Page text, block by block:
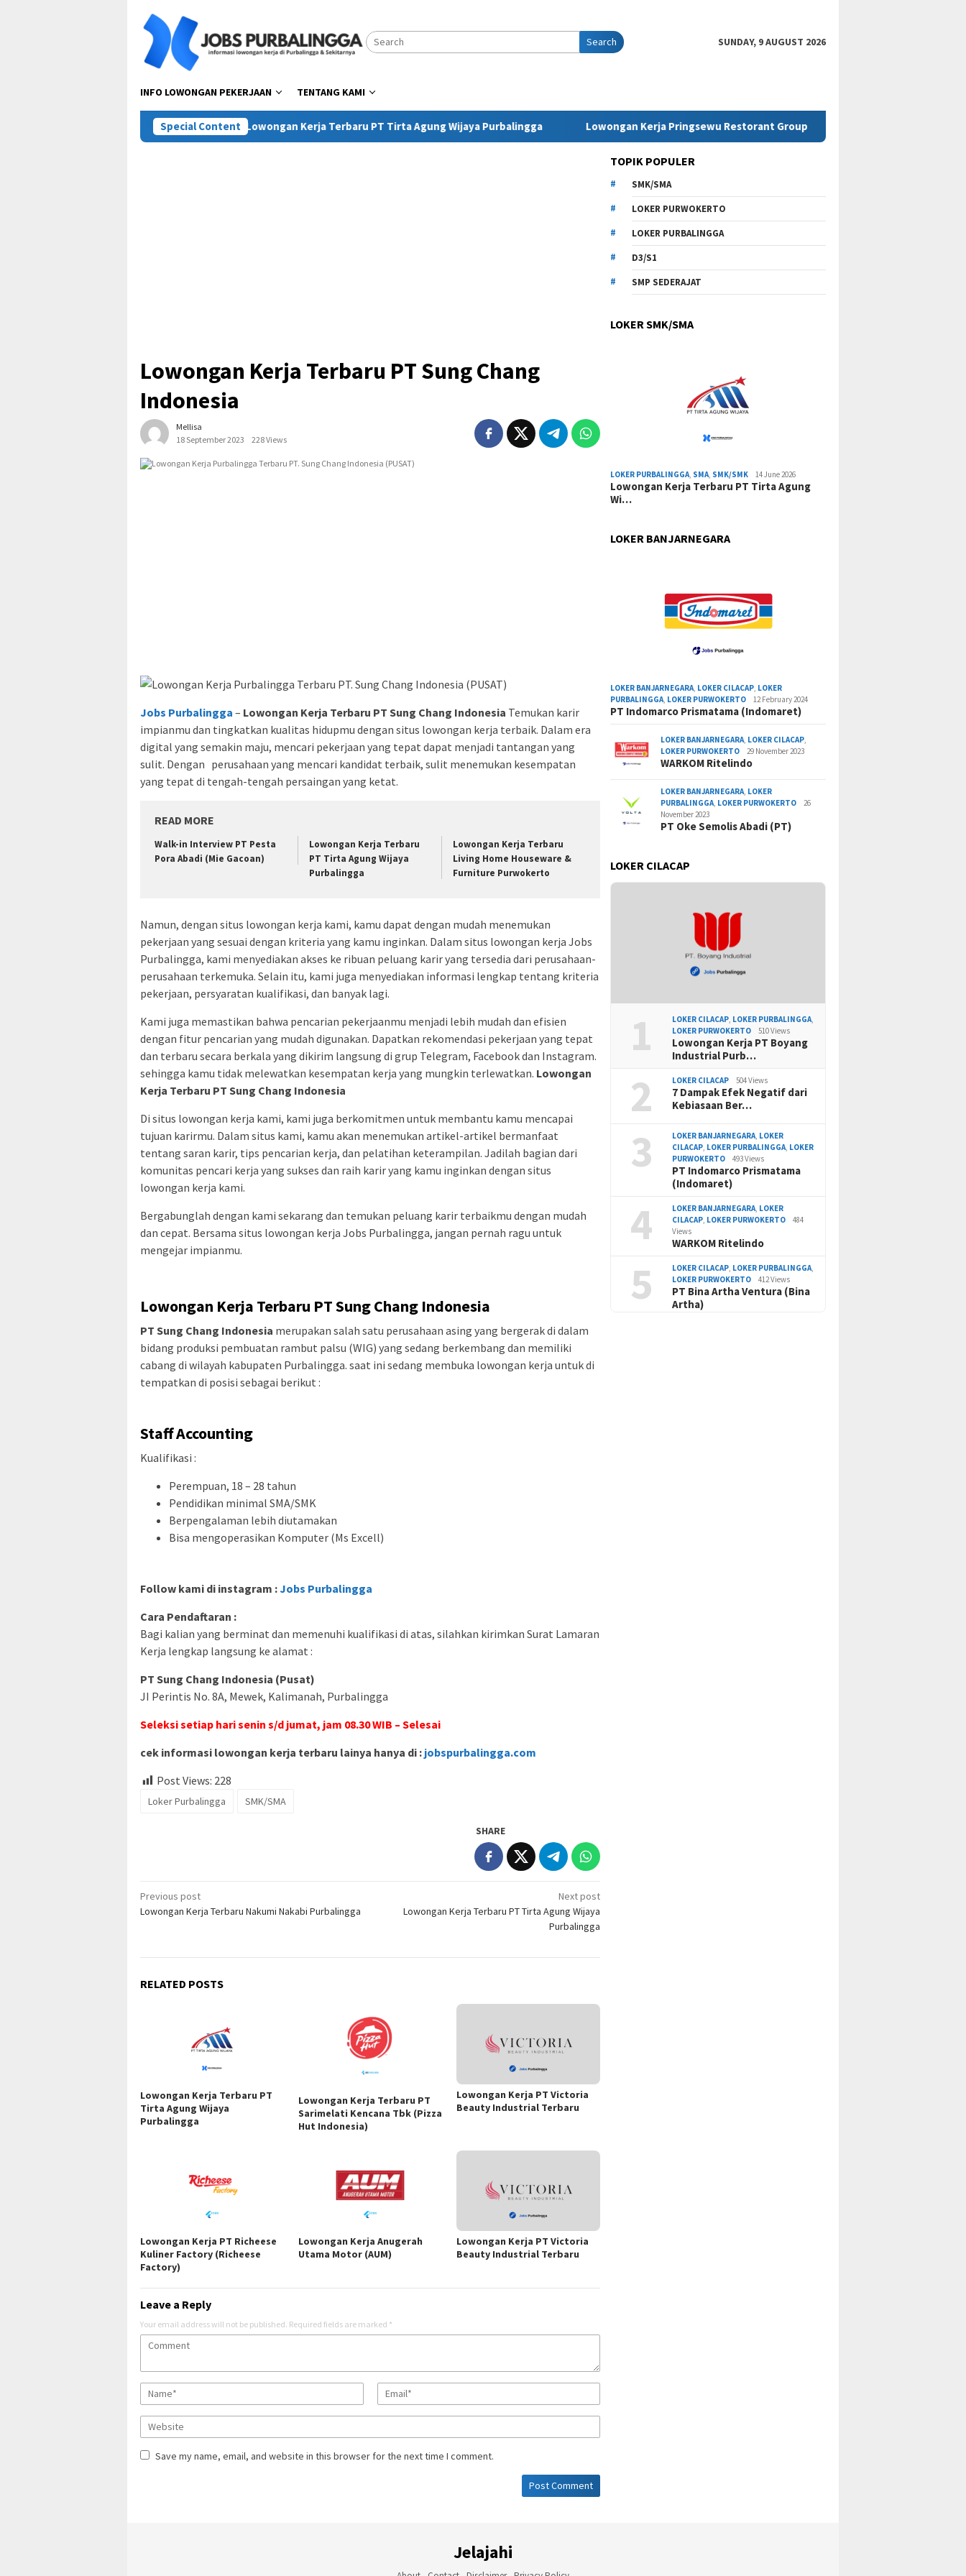
content
Search SUNDAY, 9 AUGUST 2026
INFO LOWONGAN PEKERJAAN TENTANG KAMI
Special ContentLowongan Kerja Terbaru PT Tirta Agung Wijaya Purbalingga Lowongan Kerja Pringsewu Restorant Group Lowongan Kerja SMK Telkom
Lowongan Kerja Terbaru PT Sung Chang
Indonesia
Mellisa
18 September 2023
228 Views
Jobs Purbalingga – Lowongan Kerja Terbaru PT Sung Chang Indonesia Temukan karir
impianmu dan tingkatkan kualitas hidupmu dengan situs lowongan kerja terbaik. Dalam era
digital yang semakin maju, mencari pekerjaan yang tepat dapat menjadi tantangan yang
sulit. Dengan perusahaan yang mencari kandidat terbaik, sulit menemukan kesempatan
yang tepat di tengah-tengah persaingan yang ketat.
READ MORE
Walk-in Interview PT Pesta
Pora Abadi (Mie Gacoan)
Lowongan Kerja Terbaru
PT Tirta Agung Wijaya
Purbalingga
Lowongan Kerja Terbaru
Living Home Houseware &
Furniture Purwokerto
Namun, dengan situs lowongan kerja kami, kamu dapat dengan mudah menemukan
pekerjaan yang sesuai dengan kriteria yang kamu inginkan. Dalam situs lowongan kerja Jobs
Purbalingga, kami menyediakan akses ke ribuan peluang karir yang tersedia dari perusahaan-
perusahaan terkemuka. Selain itu, kami juga menyediakan informasi lengkap tentang kriteria
pekerjaan, persyaratan kualifikasi, dan banyak lagi.
Kami juga memastikan bahwa pencarian pekerjaanmu menjadi lebih mudah dan efisien
dengan fitur pencarian yang mudah digunakan. Dapatkan rekomendasi pekerjaan yang tepat
dan terbaru secara berkala yang dikirim langsung di grup Telegram, Facebook dan Instagram.
sehingga kamu tidak melewatkan kesempatan kerja yang mungkin terlewatkan. Lowongan
Kerja Terbaru PT Sung Chang Indonesia
Di situs lowongan kerja kami, kami juga berkomitmen untuk membantu kamu mencapai
tujuan karirmu. Dalam situs kami, kamu akan menemukan artikel-artikel bermanfaat
tentang saran karir, tips pencarian kerja, dan pelatihan keterampilan. Jadilah bagian dari
komunitas pencari kerja yang sukses dan raih karir yang kamu inginkan dengan situs
lowongan kerja kami.
Bergabunglah dengan kami sekarang dan temukan peluang karir terbaikmu dengan mudah
dan cepat. Bersama situs lowongan kerja Jobs Purbalingga, jangan pernah ragu untuk
mengejar impianmu.
Lowongan Kerja Terbaru PT Sung Chang Indonesia
PT Sung Chang Indonesia merupakan salah satu perusahaan asing yang bergerak di dalam
bidang produksi pembuatan rambut palsu (WIG) yang sedang berkembang dan memiliki
cabang di wilayah kabupaten Purbalingga. saat ini sedang membuka lowongan kerja untuk di
tempatkan di posisi sebagai berikut :
Staff Accounting
Kualifikasi :
Perempuan, 18 – 28 tahun
Pendidikan minimal SMA/SMK
Berpengalaman lebih diutamakan
Bisa mengoperasikan Komputer (Ms Excell)
Follow kami di instagram :Jobs Purbalingga
Cara Pendaftaran :
Bagi kalian yang berminat dan memenuhi kualifikasi di atas, silahkan kirimkan Surat Lamaran
Kerja lengkap langsung ke alamat :
PT Sung Chang Indonesia (Pusat)
JI Perintis No. 8A, Mewek, Kalimanah, Purbalingga
Seleksi setiap hari senin s/d jumat, jam 08.30 WIB – Selesai
cek informasi lowongan kerja terbaru lainya hanya di : jobspurbalingga.com
Post Views: 228
Loker Purbalingga SMK/SMA
SHARE
Post
navigation
Previous post
Lowongan Kerja Terbaru Nakumi Nakabi Purbalingga
Next post
Lowongan Kerja Terbaru PT Tirta Agung Wijaya
Purbalingga
RELATED POSTS
Lowongan Kerja Terbaru PT
Tirta Agung Wijaya
Purbalingga
Lowongan Kerja Terbaru PT
Sarimelati Kencana Tbk (Pizza
Hut Indonesia)
Lowongan Kerja PT Victoria
Beauty Industrial Terbaru
Lowongan Kerja PT Richeese
Kuliner Factory (Richeese
Factory)
Lowongan Kerja Anugerah
Utama Motor (AUM)
Lowongan Kerja PT Victoria
Beauty Industrial Terbaru
Leave a Reply
Your email address will not be published. Required fields are marked *
Save my name, email, and website in this browser for the next time I comment.
TOPIK POPULER
SMK/SMA
LOKER PURWOKERTO
LOKER PURBALINGGA
D3/S1
SMP SEDERAJAT
LOKER SMK/SMA
LOKER PURBALINGGA SMA SMK/SMK 14 June 2026
Lowongan Kerja Terbaru PT Tirta Agung
Wi…
LOKER BANJARNEGARA
LOKER BANJARNEGARA LOKER CILACAP LOKER
PURBALINGGA LOKER PURWOKERTO 12 February 2024
PT Indomarco Prismatama (Indomaret)
LOKER BANJARNEGARA LOKER CILACAP
LOKER PURWOKERTO
29 November 2023
WARKOM Ritelindo
LOKER BANJARNEGARA LOKER
PURBALINGGA LOKER PURWOKERTO
26
November 2023
PT Oke Semolis Abadi (PT)
LOKER CILACAP
1 LOKER CILACAP, LOKER PURBALINGGA,
LOKER PURWOKERTO
510 Views
Lowongan Kerja PT Boyang
Industrial Purb…
2 LOKER CILACAP 504 Views
7 Dampak Efek Negatif dari
Kebiasaan Ber…
3 LOKER BANJARNEGARA, LOKER
CILACAP, LOKER PURBALINGGA, LOKER
PURWOKERTO
493 Views
PT Indomarco Prismatama
(Indomaret)
4 LOKER BANJARNEGARA, LOKER
CILACAP, LOKER PURWOKERTO
484
Views
WARKOM Ritelindo
5 LOKER CILACAP, LOKER PURBALINGGA,
LOKER PURWOKERTO
412 Views
PT Bina Artha Ventura (Bina
Artha)
Jelajahi